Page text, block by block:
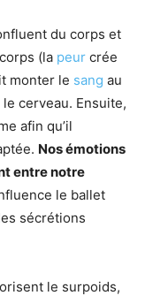
du corps et
(la peur crée
monter le sang au
cerveau. Ensuite,
afin qu’il
Nos émotions
entre notre
le ballet
sécrétions
le surpoids,